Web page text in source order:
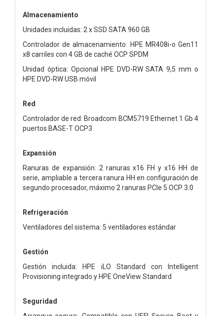
Almacenamiento
Unidades incluidas: 2 x SSD SATA 960 GB
Controlador de almacenamiento: HPE MR408i-o Gen11
x8 carriles con 4 GB de caché OCP SPDM
Unidad óptica: Opcional HPE DVD-RW SATA 9,5 mm o
HPE DVD-RW USB móvil
Red
Controlador de red: Broadcom BCM5719 Ethernet 1 Gb 4
puertos BASE-T OCP3
Expansión
Ranuras de expansión: 2 ranuras x16 FH y x16 HH de
serie, ampliable a tercera ranura HH en configuración de
segundo procesador, máximo 2 ranuras PCIe 5 OCP 3.0
Refrigeración
Ventiladores del sistema: 5 ventiladores estándar
Gestión
Gestión incluida: HPE iLO Standard con Intelligent
Provisioning integrado y HPE OneView Standard
Seguridad